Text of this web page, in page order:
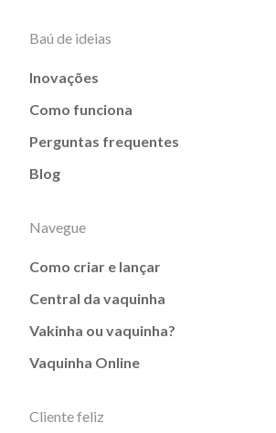
Baú de ideias
Inovações
Como funciona
Perguntas frequentes
Blog
Navegue
Como criar e lançar
Central da vaquinha
Vakinha ou vaquinha?
Vaquinha Online
Cliente feliz